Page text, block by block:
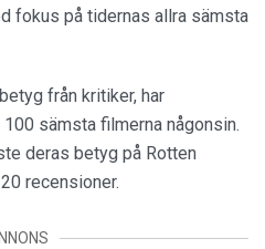
fokus på tidernas allra sämsta
från kritiker, har
sämsta filmerna någonsin.
deras betyg på Rotten
recensioner.